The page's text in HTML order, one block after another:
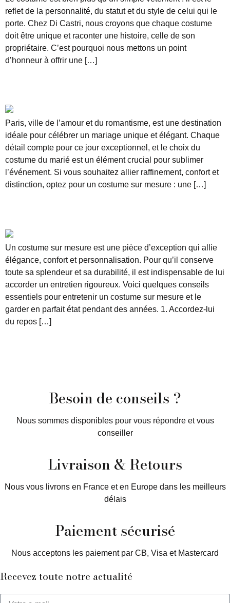
reflet de la personnalité, du statut et du style de celui qui le
porte. Chez Di Castri, nous croyons que chaque costume
doit être unique et raconter une histoire, celle de son
propriétaire. C’est pourquoi nous mettons un point
d’honneur à offrir une […]
Paris, ville de l’amour et du romantisme, est une destination
idéale pour célébrer un mariage unique et élégant. Chaque
détail compte pour ce jour exceptionnel, et le choix du
costume du marié est un élément crucial pour sublimer
l’événement. Si vous souhaitez allier raffinement, confort et
distinction, optez pour un costume sur mesure : une […]
Un costume sur mesure est une pièce d’exception qui allie
élégance, confort et personnalisation. Pour qu’il conserve
toute sa splendeur et sa durabilité, il est indispensable de lui
accorder un entretien rigoureux. Voici quelques conseils
essentiels pour entretenir un costume sur mesure et le
garder en parfait état pendant des années. 1. Accordez-lui
du repos […]
Besoin de conseils ?
Nous sommes disponibles pour vous répondre et vous
conseiller
Livraison & Retours
Nous vous livrons en France et en Europe dans les meilleurs
délais
Paiement sécurisé
Nous acceptons les paiement par CB, Visa et Mastercard
Recevez toute notre actualité